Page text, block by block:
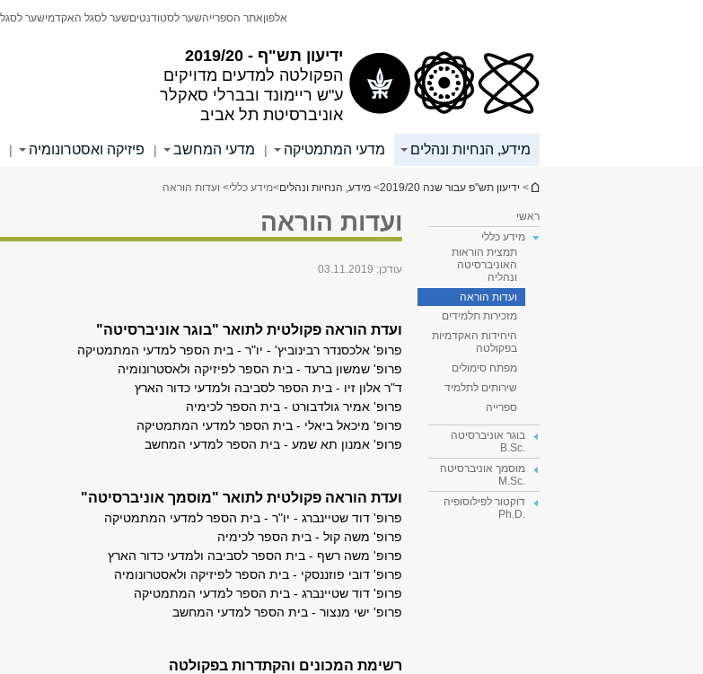
ידיעון תש"ף - 2019/20
הפקולטה למדעים מדויקים
ע"ש ריימונד ובברלי סאקלר
אוניברסיטת תל אביב
אלפוןאתר הספרייהשער לסטודנטיםשער לסגל האקדמישער
מידע, הנחיות ונהלים מדעי המתמטיקה | מדעי המחשב | פיזיקה ואסטרונומיה |
הינך נמצא כאן
> ידיעון תש"פ עבור שנה 2019/20 > מידע, הנחיות ונהלים>מידע כללי> ועדות הוראה
ראשי
מידע כללי
תמצית הוראות
האוניברסיטה
ונהליה
ועדות הוראה
מזכירות תלמידים
היחידות האקדמיות
בפקולטה
מפתח סימולים
שירותים לתלמיד
ספרייה
בוגר אוניברסיטה
.B.Sc
מוסמך אוניברסיטה
.M.Sc
דוקטור לפילוסופיה
.Ph.D
ועדות הוראה
עודכן: 03.11.2019
ועדת הוראה פקולטית לתואר "בוגר אוניברסיטה"
פרופ' אלכסנדר רבינוביץ' - יו"ר - בית הספר למדעי המתמטיקה
פרופ' שמשון ברעד - בית הספר לפיזיקה ולאסטרונומיה
ד"ר אלון זיו - בית הספר לסביבה ולמדעי
פרופ' אמיר גולדבורט - בית הספר לכימיה
פרופ' מיכאל ביאלי - בית הספר למדעי המתמטיקה
פרופ' אמנון תא שמע - בית הספר למדעי המחשב
ועדת הוראה פקולטית לתואר "מוסמך אוניברסיטה"
פרופ' דוד שטיינברג - יו"ר - בית הספר למדעי המתמטיקה
פרופ' משה קול - בית הספר לכימיה
פרופ' משה רשף - בית הספר לסביבה ולמדעי
פרופ' דובי פוזננסקי - בית הספר לפיזיקה ולאסטרונומיה
פרופ' דוד שטיינברג - בית הספר למדעי המתמטיקה
פרופ' ישי מנצור - בית הספר למדעי המחשב
רשימת המכונים והקתדרות בפקולטה